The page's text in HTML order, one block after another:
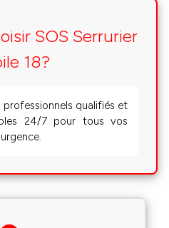
SOS Serrurier
18?
professionnels qualifiés et
24/7 pour tous vos